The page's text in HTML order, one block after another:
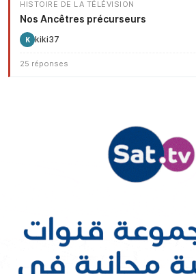
HISTOIRE DE LA TÉLÉVISION
Nos Ancêtres précurseurs
K kiki37
25 réponses